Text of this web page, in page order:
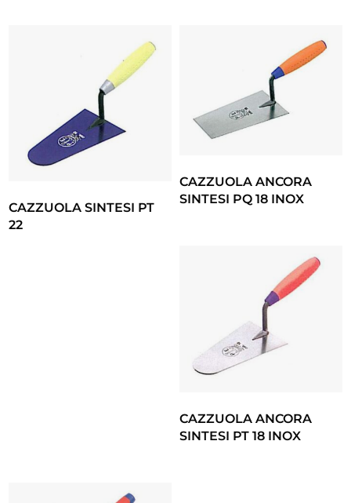
CAZZUOLA SINTESI PT
22
CAZZUOLA ANCORA
SINTESI PQ 18 INOX
CAZZUOLA ANCORA
SINTESI PT 18 INOX